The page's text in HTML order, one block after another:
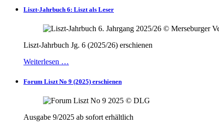
Liszt-Jahrbuch 6: Liszt als Leser
Liszt-Jahrbuch Jg. 6 (2025/26) erschienen
Weiterlesen …
Forum Liszt No 9 (2025) erschienen
Ausgabe 9/2025 ab sofort erhältlich